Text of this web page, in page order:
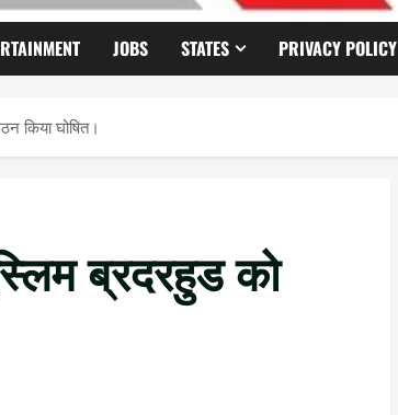
JOBS STATES PRIVACY POLICY
किया घोषित।
ब्रदरहुड को